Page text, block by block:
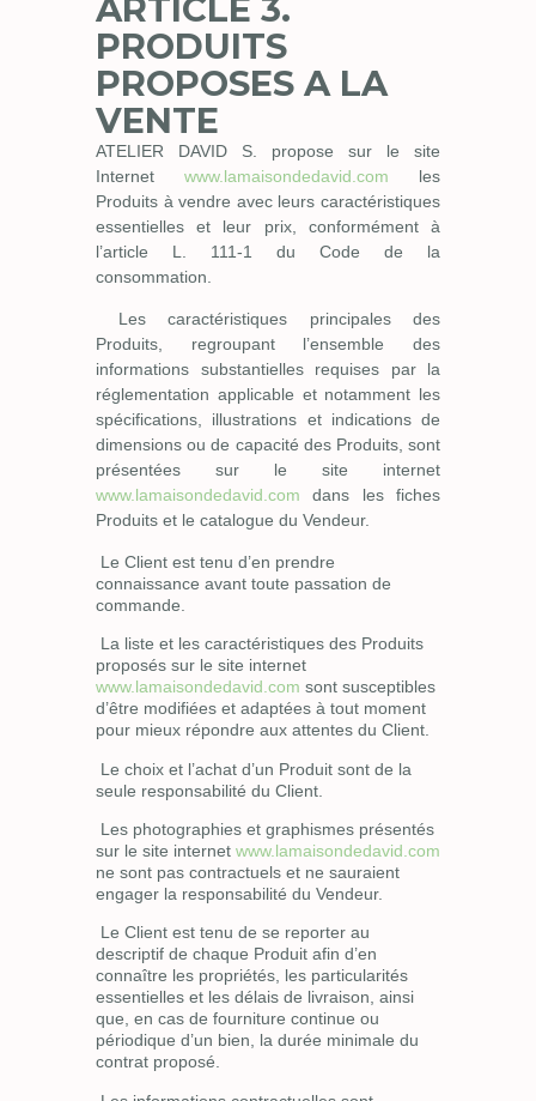
ARTICLE 3.
PRODUITS
PROPOSES A LA
VENTE
ATELIER DAVID S. propose sur le site
Internet www.lamaisondedavid.com les
Produits à vendre avec leurs caractéristiques
essentielles et leur prix, conformément à
l’article L. 111-1 du Code de la
consommation.
Les caractéristiques principales des
Produits, regroupant l’ensemble des
informations substantielles requises par la
réglementation applicable et notamment les
spécifications, illustrations et indications de
dimensions ou de capacité des Produits, sont
présentées sur le site internet
www.lamaisondedavid.com dans les fiches
Produits et le catalogue du Vendeur.
Le Client est tenu d’en prendre
connaissance avant toute passation de
commande.
La liste et les caractéristiques des Produits
proposés sur le site internet
www.lamaisondedavid.com sont susceptibles
d’être modifiées et adaptées à tout moment
pour mieux répondre aux attentes du Client.
Le choix et l’achat d’un Produit sont de la
seule responsabilité du Client.
Les photographies et graphismes présentés
sur le site internet www.lamaisondedavid.com
ne sont pas contractuels et ne sauraient
engager la responsabilité du Vendeur.
Le Client est tenu de se reporter au
descriptif de chaque Produit afin d’en
connaître les propriétés, les particularités
essentielles et les délais de livraison, ainsi
que, en cas de fourniture continue ou
périodique d’un bien, la durée minimale du
contrat proposé.